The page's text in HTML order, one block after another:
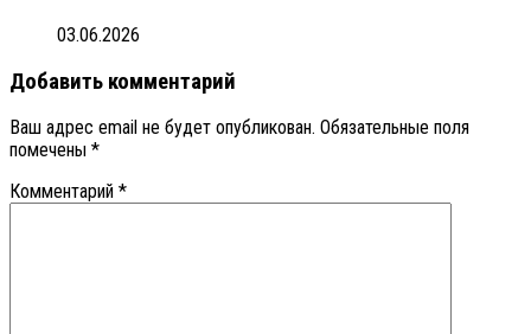
03.06.2026
Добавить комментарий
Ваш адрес email не будет опубликован. Обязательные поля
помечены *
Комментарий *